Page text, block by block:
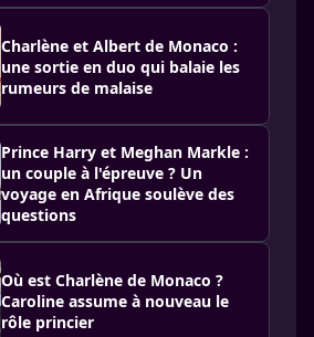
Charlène et Albert de Monaco :
une sortie en duo qui balaie les
rumeurs de malaise
Prince Harry et Meghan Markle :
un couple à l'épreuve ? Un
voyage en Afrique soulève des
questions
Où est Charlène de Monaco ?
Caroline assume à nouveau le
rôle princier